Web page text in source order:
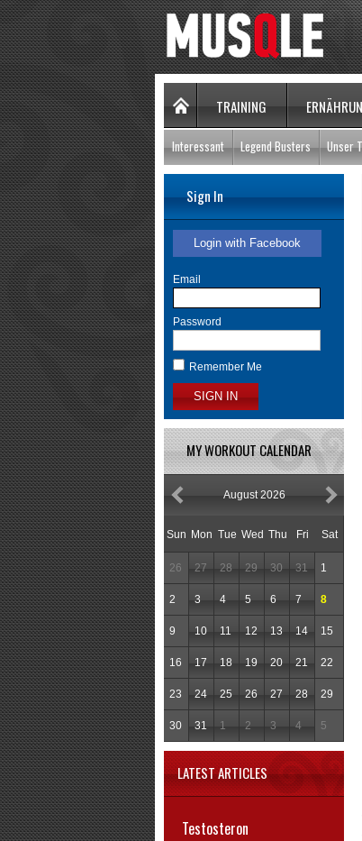
TRAINING
Interessant Legend Busters Unser
Sign In
Login with Facebook
Email
Password
Remember Me
SIGN IN
MY WORKOUT CALENDAR
August 2026
Sun Mon Tue Wed Thu Fri Sat
26 27 28 29 30 31 1
2 3 4 5 6 7 8
9 10 11 12 13 14 15
16 17 18 19 20 21 22
23 24 25 26 27 28 29
30 31 1 2 3 4 5
LATEST ARTICLES
Testosteron